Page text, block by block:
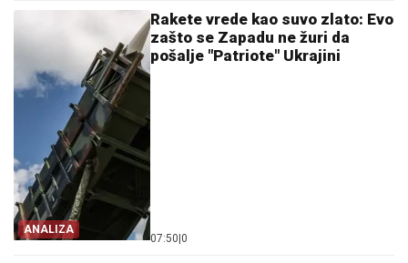
ANALIZA
Rakete vrede kao suvo zlato: Evo
zašto se Zapadu ne žuri da
pošalje "Patriote" Ukrajini
07:50 0